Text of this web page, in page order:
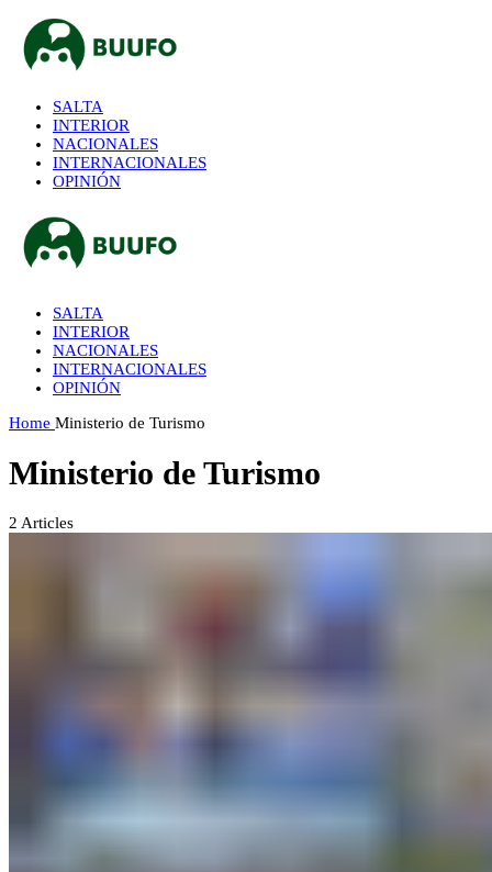
SALTA
INTERIOR
NACIONALES
INTERNACIONALES
OPINIÓN
SALTA
INTERIOR
NACIONALES
INTERNACIONALES
OPINIÓN
Home Ministerio de Turismo
Ministerio de Turismo
2 Articles